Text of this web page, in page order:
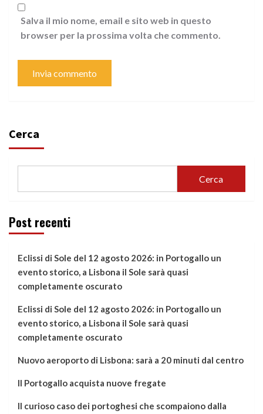
Salva il mio nome, email e sito web in questo
browser per la prossima volta che commento.
Cerca
Cerca
Post recenti
Eclissi di Sole del 12 agosto 2026: in Portogallo un
evento storico, a Lisbona il Sole sarà quasi
completamente oscurato
Eclissi di Sole del 12 agosto 2026: in Portogallo un
evento storico, a Lisbona il Sole sarà quasi
completamente oscurato
Nuovo aeroporto di Lisbona: sarà a 20 minuti dal centro
Il Portogallo acquista nuove fregate
Il curioso caso dei portoghesi che scompaiono dalla